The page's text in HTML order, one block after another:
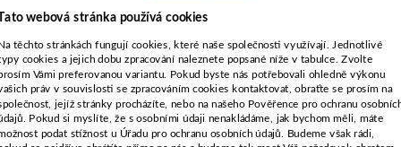
Skladem
Filtr vzduchový pro Stihl
FR108,FS88
webová stránka používá cookies
těchto stránkách fungují cookies, které naše společnosti využívají. Jednotlivé
cookies a jejich dobu zpracování naleznete popsané níže v tabulce. Zvolte
Vámi preferovanou variantu. Pokud byste nás potřebovali ohledně výkonu
práv v souvislosti se zpracováním cookies kontaktovat, obraťte se prosím na
jejíž stránky procházíte, nebo na našeho Pověřence pro ochranu
Pokud si myslíte, že s osobními údaji nenakládáme, jak bychom měli, máte
podat stížnost u Úřadu pro ochranu osobních údajů. Budeme však rádi,